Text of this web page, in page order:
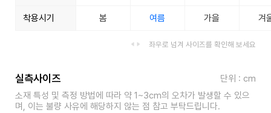
착용시기 봄 여름 가을 겨
좌우로 넘겨 사이즈를 확인해 보세요
실측사이즈
단위 : cm
소재 특성 및 측정 방법에 따라 약 1~3cm의 오차가 발생할 수 있으
며, 이는 불량 사유에 해당하지 않는 점 참고 부탁드립니다.